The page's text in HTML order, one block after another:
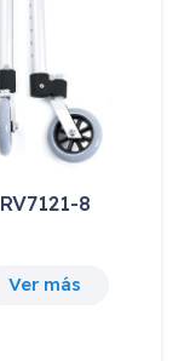
RV7121-8
Ver más